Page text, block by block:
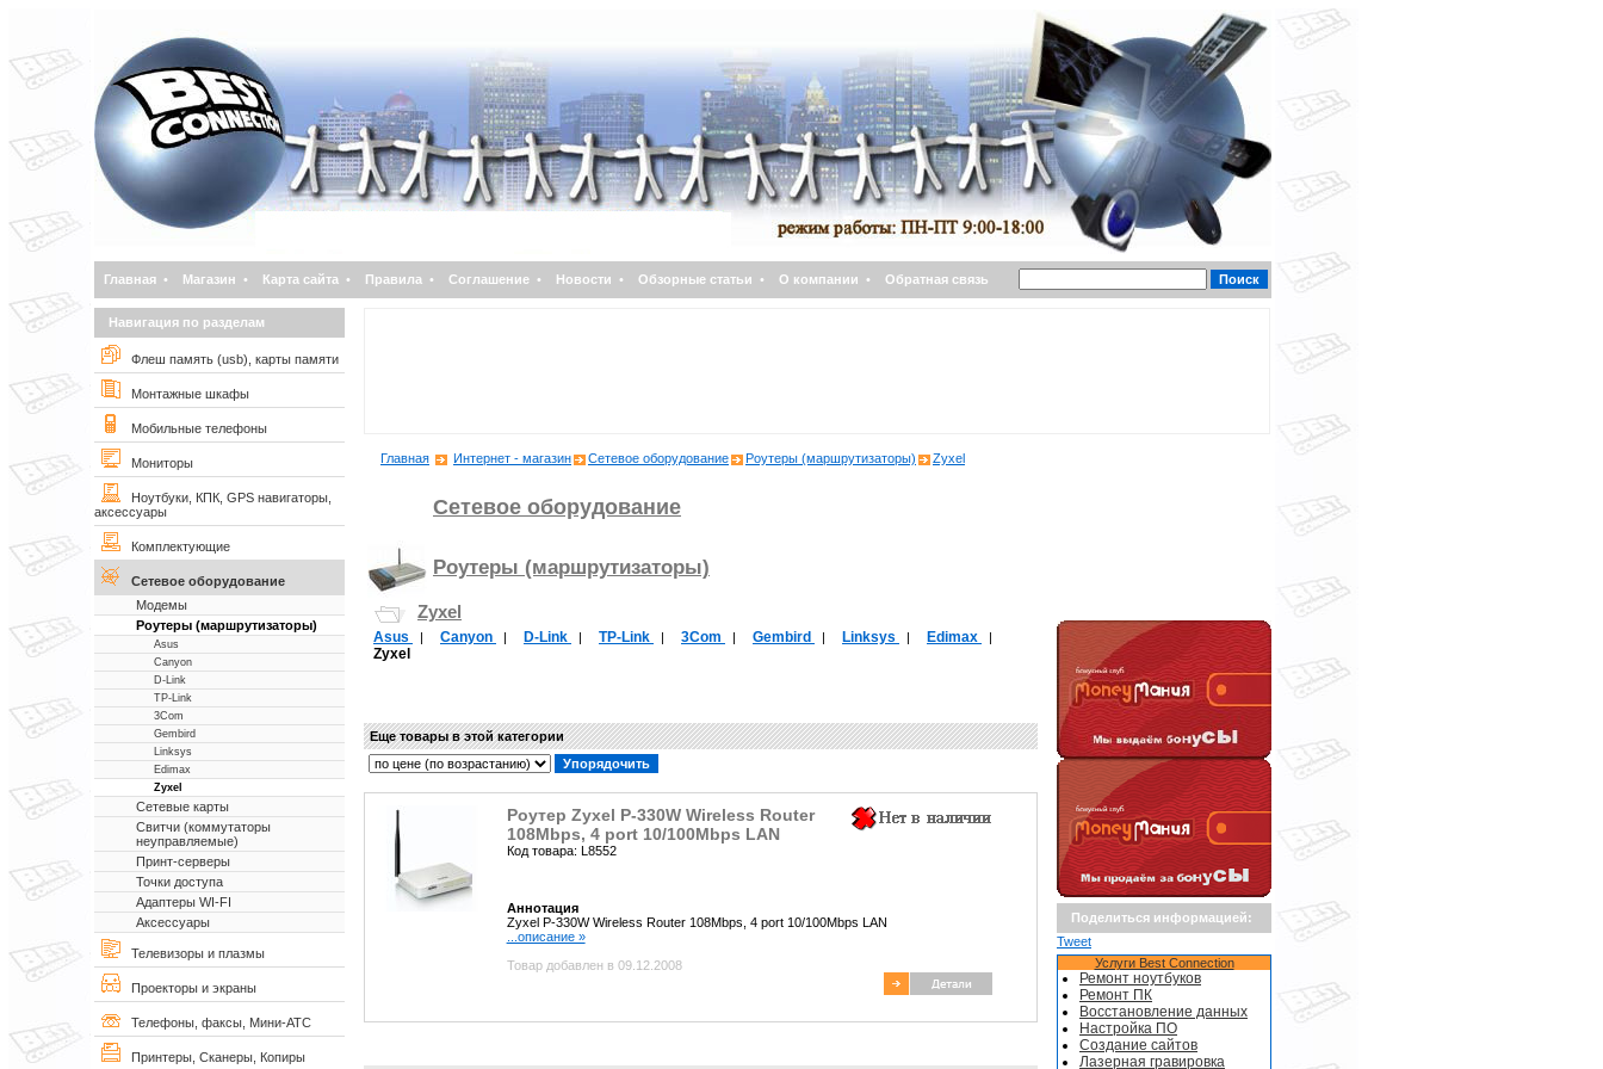
Главная • Магазин • Карта сайта • Правила • Соглашение • Новости • Обзорные статьи • О компании • Обратная связь
Навигация по разделам
Флеш память (usb), карты памяти
Монтажные шкафы
Мобильные телефоны
Мониторы
Ноутбуки, КПК, GPS навигаторы,
аксессуары
Комплектующие
Сетевое оборудование
Модемы
Роутеры (маршрутизаторы)
Asus
Canyon
D-Link
TP-Link
3Com
Gembird
Linksys
Edimax
Zyxel
Сетевые карты
Свитчи (коммутаторы
неуправляемые)
Принт-серверы
Точки доступа
Адаптеры WI-FI
Аксессуары
Телевизоры и плазмы
Проекторы и экраны
Телефоны, факсы, Мини-АТС
Принтеры, Сканеры, Копиры
Главная Интернет - магазин Сетевое оборудование Роутеры (маршрутизаторы) Zyxel
Сетевое оборудование
Роутеры (маршрутизаторы)
Zyxel
Asus | Canyon | D-Link | TP-Link | 3Com | Gembird | Linksys | Edimax |
Zyxel
Еще товары в этой категории
Роутер Zyxel P-330W Wireless Router
108Mbps, 4 port 10/100Mbps LAN
Код товара: L8552
Аннотация
Zyxel P-330W Wireless Router 108Mbps, 4 port 10/100Mbps LAN
...описание »
Товар добавлен в 09.12.2008
Поделиться информацией:
Tweet
Услуги Best Connection
Ремонт ноутбуков
Ремонт ПК
Восстановление данных
Настройка ПО
Создание сайтов
Лазерная гравировка